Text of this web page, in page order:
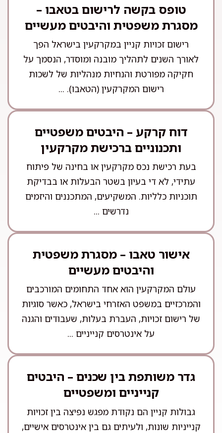
טופס בקשה לרישום בטאבו –
מסגרת משפטית והיבטים מעשיים
רישום זכויות קניין במקרקעין בישראל הפך
לאורך השנים לתהליך מובנה ומוסדר, הנסמך על
חקיקה מפורטת והנחיות מנהליות של לשכות
רישום המקרקעין (הטאבו). ...
דוח קרקע – היבטים משפטיים
ותכנוניים ברכישת מקרקעין
בעת רכישת נכס מקרקעין או בחינה של פיתוח
עתידי, לא די בעיון בשטר הבעלות או בבדיקת
תוכניות כלליות. המשקיעים, המתכננים והיזמים
נדרשים ...
אישור טאבו – מסגרת משפטית
והיבטים מעשיים
עולם המקרקעין הוא אחד התחומים המורכבים
והמרכזיים במשפט האזרחי בישראל, כאשר סוגיות
של רישום זכויות, העברת בעלות, שעבודים והגנה
על אינטרסים קנייניים ...
גדר משותפת בין שכנים – היבטים
קנייניים ומשפטיים
גבולות קניין הם נקודת מפגש נפיצה בין זכויות
קנייניות שונות, ולעיתים גם בין אינטרסים אישיים,